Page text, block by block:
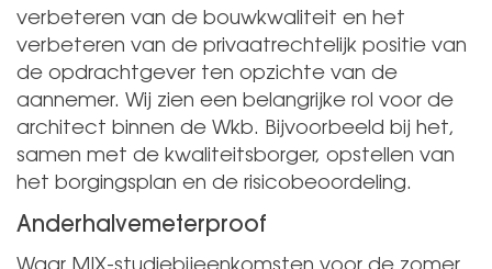
verbeteren van de bouwkwaliteit en het
verbeteren van de privaatrechtelijk positie van
de opdrachtgever ten opzichte van de
aannemer. Wij zien een belangrijke rol voor de
architect binnen de Wkb. Bijvoorbeeld bij het,
samen met de kwaliteitsborger, opstellen van
het borgingsplan en de risicobeoordeling.
Anderhalvemeterproof